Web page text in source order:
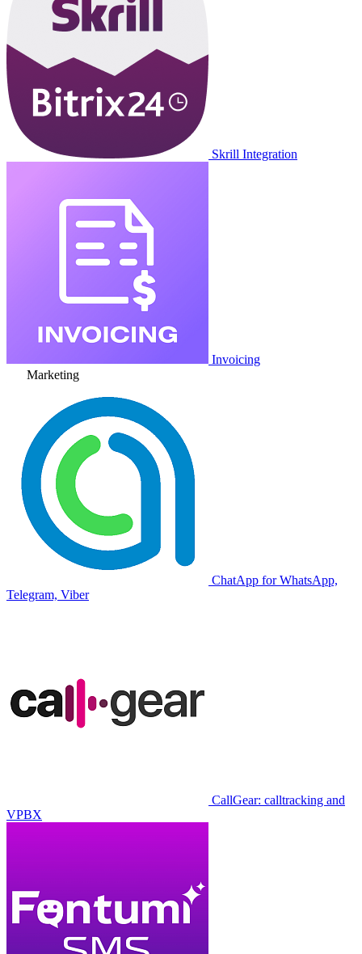
Skrill Integration
Invoicing
Marketing
ChatApp for WhatsApp,
Telegram, Viber
CallGear: calltracking and
VPBX